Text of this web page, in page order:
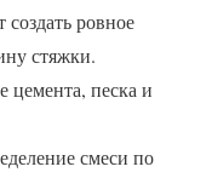
ровное
стяжки.
песка и
смеси по